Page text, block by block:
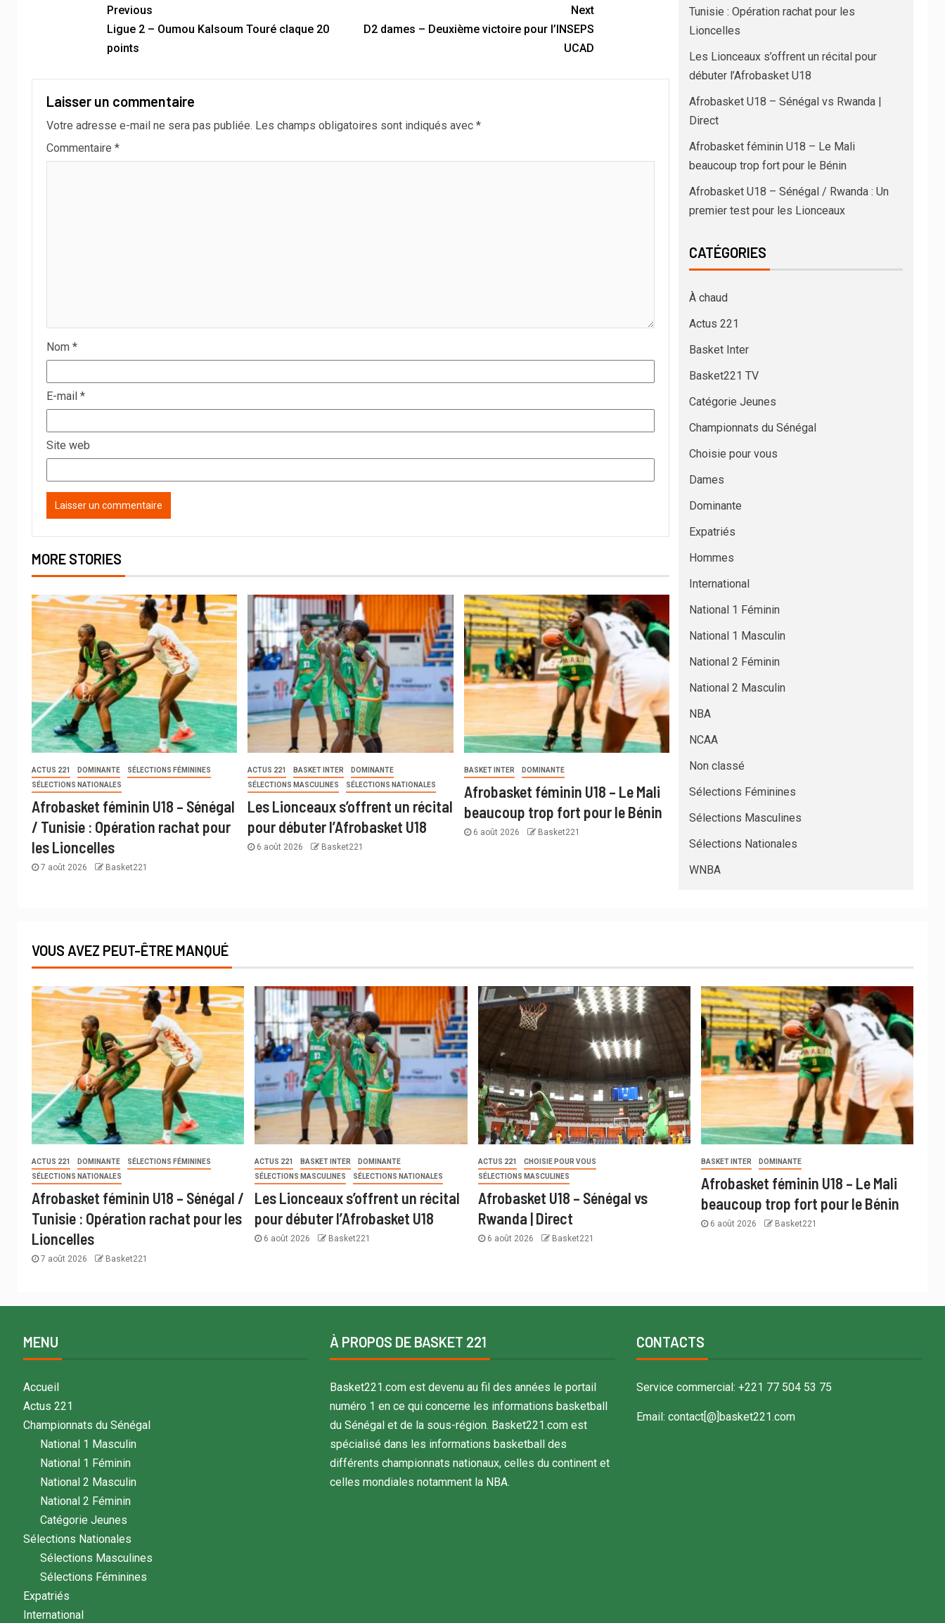
Previous
Ligue 2 – Oumou Kalsoum Touré claque 20
points
Next
D2 dames – Deuxième victoire pour l’INSEPS
UCAD
Laisser un commentaire
Votre adresse e-mail ne sera pas publiée. Les champs obligatoires sont indiqués avec *
Commentaire *
Nom *
E-mail *
Site web
MORE STORIES
ACTUS 221 DOMINANTE
SÉLECTIONS FÉMININES
SÉLECTIONS NATIONALES
Afrobasket féminin U18 – Sénégal
/ Tunisie : Opération rachat pour
les Lioncelles
7 août 2026 Basket221
ACTUS 221 BASKET INTER
DOMINANTE
SÉLECTIONS MASCULINES
SÉLECTIONS NATIONALES
Les Lionceaux s’offrent un récital
pour débuter l’Afrobasket U18
6 août 2026 Basket221
BASKET INTER DOMINANTE
Afrobasket féminin U18 – Le Mali
beaucoup trop fort pour le Bénin
6 août 2026 Basket221
Tunisie : Opération rachat pour les
Lioncelles
Les Lionceaux s’offrent un récital pour
débuter l’Afrobasket U18
Afrobasket U18 – Sénégal vs Rwanda |
Direct
Afrobasket féminin U18 – Le Mali
beaucoup trop fort pour le Bénin
Afrobasket U18 – Sénégal / Rwanda : Un
premier test pour les Lionceaux
CATÉGORIES
À chaud
Actus 221
Basket Inter
Basket221 TV
Catégorie Jeunes
Championnats du Sénégal
Choisie pour vous
Dames
Dominante
Expatriés
Hommes
International
National 1 Féminin
National 1 Masculin
National 2 Féminin
National 2 Masculin
NBA
NCAA
Non classé
Sélections Féminines
Sélections Masculines
Sélections Nationales
WNBA
VOUS AVEZ PEUT-ÊTRE MANQUÉ
ACTUS 221 DOMINANTE
SÉLECTIONS FÉMININES
SÉLECTIONS NATIONALES
Afrobasket féminin U18 – Sénégal /
Tunisie : Opération rachat pour les
Lioncelles
7 août 2026 Basket221
ACTUS 221 BASKET INTER
DOMINANTE
SÉLECTIONS MASCULINES
SÉLECTIONS NATIONALES
Les Lionceaux s’offrent un récital
pour débuter l’Afrobasket U18
6 août 2026 Basket221
ACTUS 221
CHOISIE POUR VOUS
SÉLECTIONS MASCULINES
Afrobasket U18 – Sénégal vs
Rwanda | Direct
6 août 2026 Basket221
BASKET INTER DOMINANTE
Afrobasket féminin U18 – Le Mali
beaucoup trop fort pour le Bénin
6 août 2026 Basket221
MENU
Accueil
Actus 221
Championnats du Sénégal
National 1 Masculin
National 1 Féminin
National 2 Masculin
National 2 Féminin
Catégorie Jeunes
Sélections Nationales
Sélections Masculines
Sélections Féminines
Expatriés
International
À PROPOS DE BASKET 221
Basket221.com est devenu au fil des années le portail
numéro 1 en ce qui concerne les informations basketball
du Sénégal et de la sous-région. Basket221.com est
spécialisé dans les informations basketball des
différents championnats nationaux, celles du continent et
celles mondiales notamment la NBA.
CONTACTS
Service commercial: +221 77 504 53 75
Email: contact[@]basket221.com